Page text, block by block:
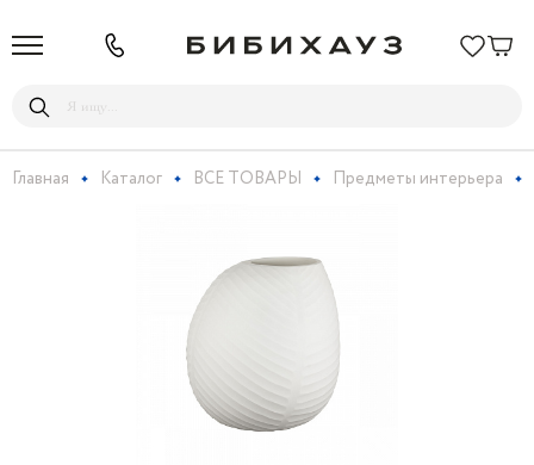
Главная Каталог ВСЕ ТОВАРЫ Предметы интерьера